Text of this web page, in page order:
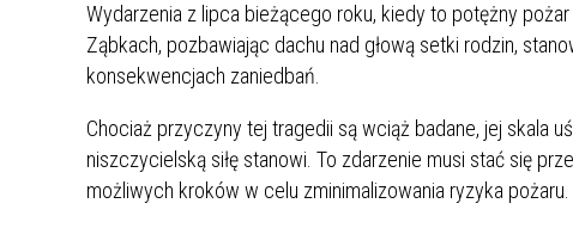
INFORMACJE KRUS URZĄD
SZANSA – FORMY AKTYWNEGO
WSPARCIA OBSZARU
ZREWITALIZOWANEGO
BĘDZINA
POMOC ZDROWOTNA DLA
NAUCZYCIELI
W
Wydarzenia z lipca bieżącego roku, kiedy to potężny
Ząbkach, pozbawiając dachu nad głową setki rodzin,
konsekwencjach zaniedbań.
Chociaż przyczyny tej tragedii są wciąż badane, jej skala
niszczycielską siłę stanowi. To zdarzenie musi stać się
możliwych kroków w celu zminimalizowania ryzyka pożaru.